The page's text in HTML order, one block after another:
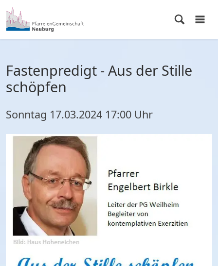
Fastenpredigt - Aus der Stille
schöpfen
Sonntag 17.03.2024 17:00 Uhr